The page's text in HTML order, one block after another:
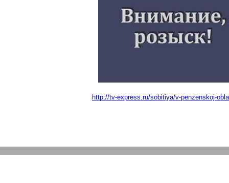
http://tv-express.ru/sobitiya/v-penzenskoj-